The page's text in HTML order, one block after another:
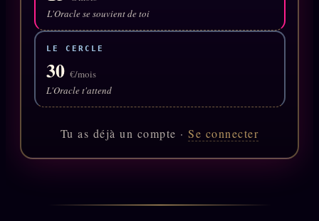
SUSPECTE2022
Compte Suspendu
Les Limites
Le procès Brigitte Macron
ZS Bundle
Références
L'Oracle se souvient de toi
LE CERCLE
30 €/mois
L'Oracle t'attend
Tu as déjà un compte ·Se connecter